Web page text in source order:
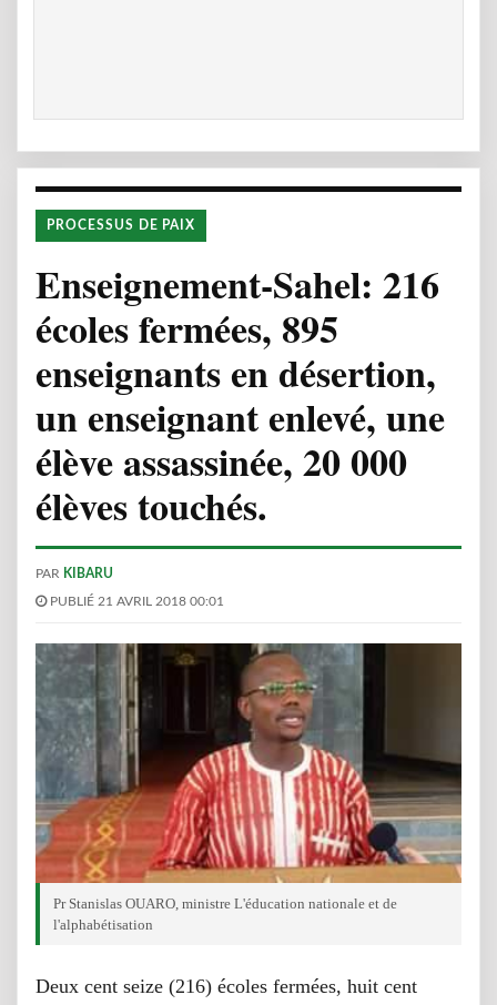
PROCESSUS DE PAIX
Enseignement-Sahel: 216
écoles fermées, 895
enseignants en désertion,
un enseignant enlevé, une
élève assassinée, 20 000
élèves touchés.
PAR KIBARU
PUBLIÉ 21 AVRIL 2018 00:01
Pr Stanislas OUARO, ministre L'éducation nationale et de
l'alphabétisation
Deux cent seize (216) écoles fermées, huit cent